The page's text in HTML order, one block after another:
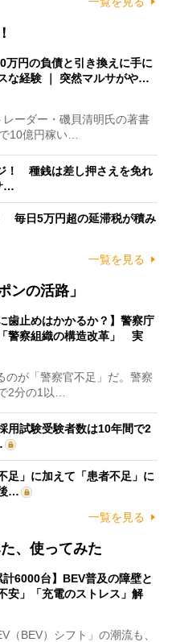
万円の負債と引き換えに手に
な経験 ｜ 突然マルサがや…
ーダー・磯貝清明氏の著書
10億円稼い…
！ 種銭は差し押さえを免れ
…
毎日5万円超の延滞税が積み
一覧を見る
ンの活路」
歯止めはかかるか？】警察庁
警察組織の構造改革」 実
が「警察官不足」だ。警察
2分の1以…
用試験受験者数は10年間で2
足」に加えて「患者不足」に
…
一覧を見る
、使ってみた
計6000台】BEV普及の障壁と
安」「充電のストレス」解
BEV）シフト」の潮流も、